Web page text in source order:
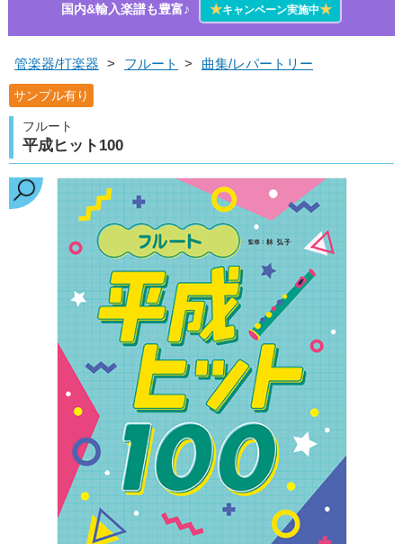
国内&輸入楽譜も豊富♪
★キャンペーン実施中★
管楽器/打楽器 > フルート > 曲集/レパートリー
サンプル有り
フルート
平成ヒット100